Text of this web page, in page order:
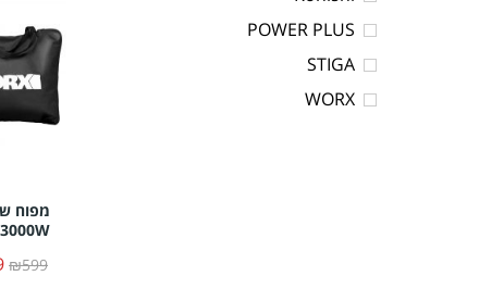
POWER PLUS
STIGA
WORX
מפוח
₪599